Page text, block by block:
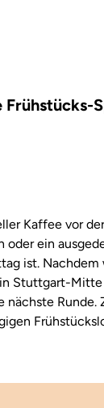
Kaffee vor
oder ein
ist. Nachdem
in Stuttgart-
nächste Runde.